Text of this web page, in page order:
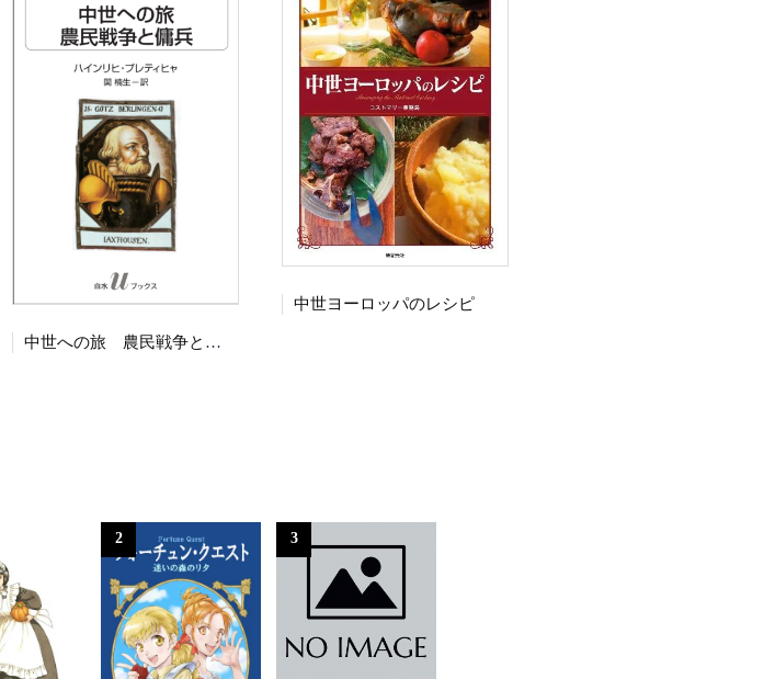
中世への旅 農民戦争と傭兵
中世ヨーロッパのレシピ
2 3